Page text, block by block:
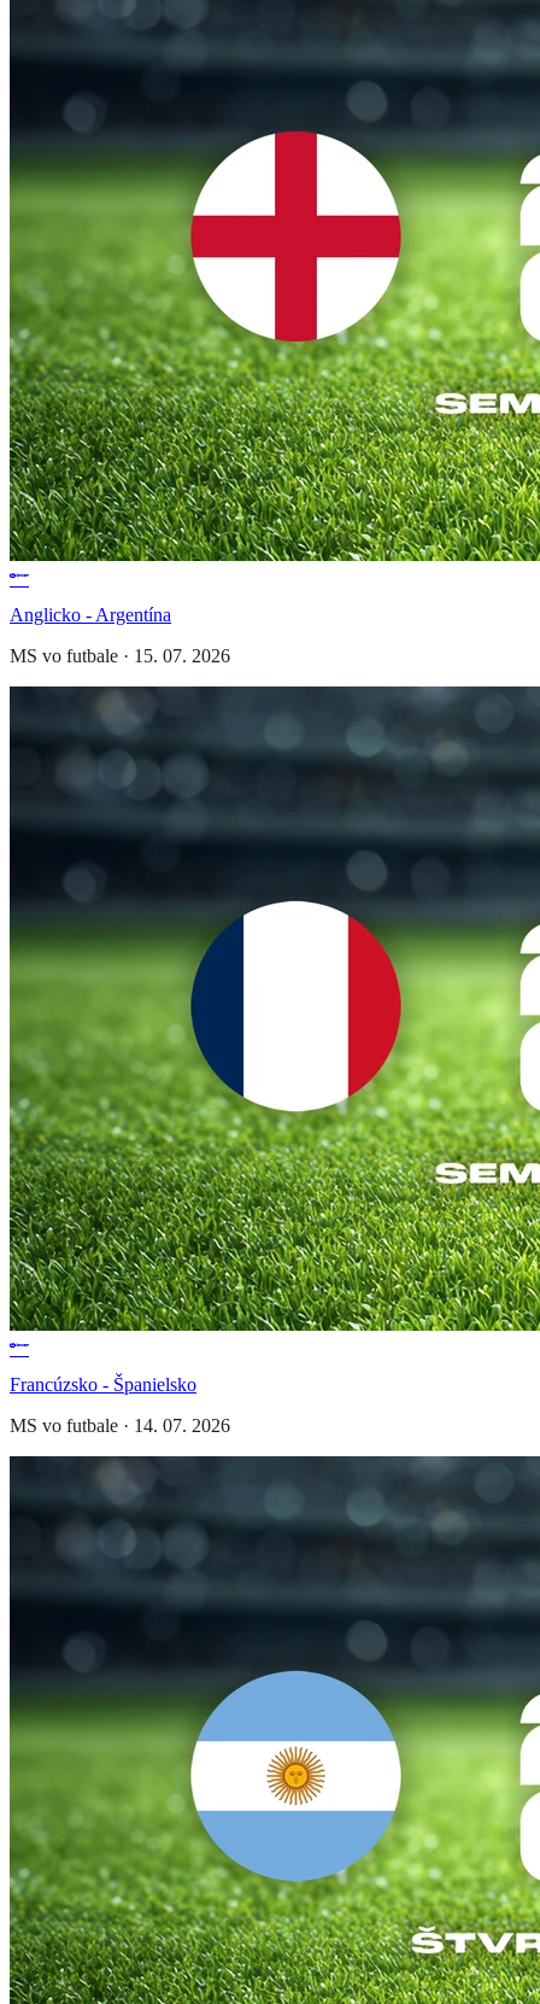
Anglicko - Argentína
MS vo futbale · 15. 07. 2026
Francúzsko - Španielsko
MS vo futbale · 14. 07. 2026